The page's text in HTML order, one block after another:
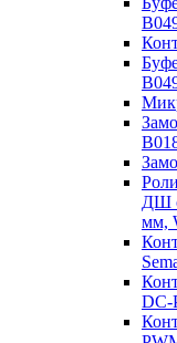
ДШ
мм,
DC-